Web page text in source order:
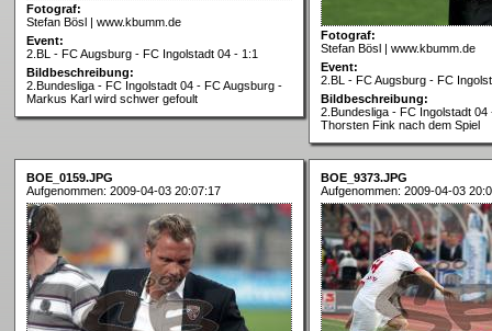
Fotograf:
Stefan Bösl | www.kbumm.de
Event:
2.BL - FC Augsburg - FC Ingolstadt 04 - 1:1
Bildbeschreibung:
2.Bundesliga - FC Ingolstadt 04 - FC Augsburg -
Markus Karl wird schwer gefoult
Fotograf:
Stefan Bösl | www.kbumm.de
Event:
2.BL - FC Augsburg - FC
Bildbeschreibung:
2.Bundesliga - FC Ingolstadt 04
Thorsten Fink nach dem Spiel
BOE_0159.JPG
Aufgenommen: 2009-04-03 20:07:17
BOE_9373.JPG
Aufgenommen: 2009-04-03